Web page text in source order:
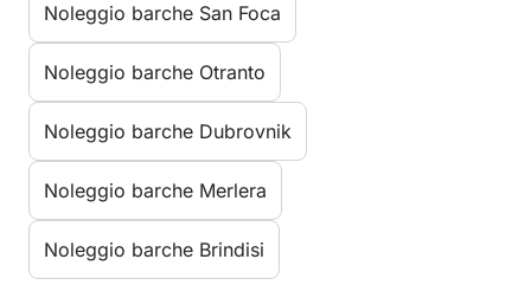
Noleggio barche San Foca
Noleggio barche Otranto
Noleggio barche Dubrovnik
Noleggio barche Merlera
Noleggio barche Brindisi